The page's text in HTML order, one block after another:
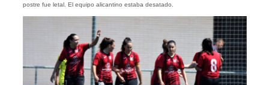
postre fue letal. El equipo alicantino estaba desatado.